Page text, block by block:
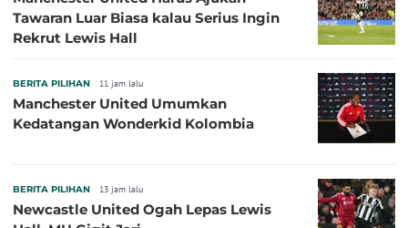
Tawaran Luar Biasa kalau Serius Ingin
Rekrut Lewis Hall
BERITA PILIHAN 11 jam lalu
Manchester United Umumkan
Kedatangan Wonderkid Kolombia
BERITA PILIHAN 13 jam lalu
Newcastle United Ogah Lepas Lewis